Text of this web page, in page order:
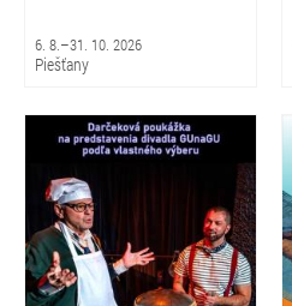
6. 8.–31. 10. 2026
Piešťany